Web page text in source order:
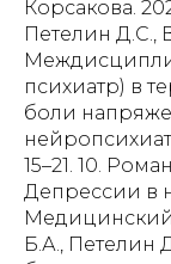
Корсакова.
Петелин Д.С.,
психиатр) в
боли
15–21. 10.
Депрессии в
Медицинский
Б.А., Петелин